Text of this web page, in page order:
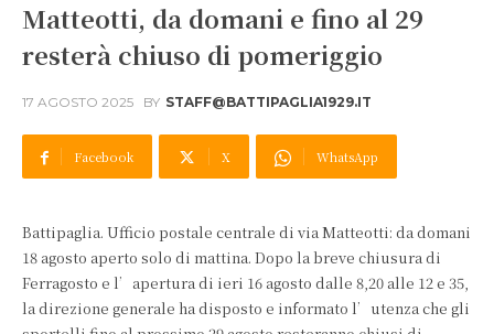
Matteotti, da domani e fino al 29
resterà chiuso di pomeriggio
17 AGOSTO 2025 BY STAFF@BATTIPAGLIA1929.IT
Facebook X WhatsApp
Battipaglia. Ufficio postale centrale di via Matteotti: da domani
18 agosto aperto solo di mattina. Dopo la breve chiusura di
Ferragosto e l’apertura di ieri 16 agosto dalle 8,20 alle 12 e 35,
la direzione generale ha disposto e informato l’utenza che gli